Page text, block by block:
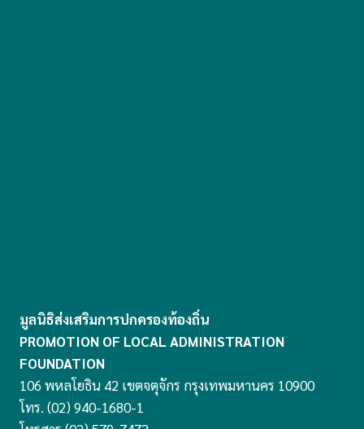
มูลนิธิส่งเสริมการปกครองท้องถิ่น
PROMOTION OF LOCAL ADMINISTRATION
FOUNDATION
106 พหลโยธิน 42 เขตจตุจักร กรุงเทพมหานคร 10900
โทร. (02) 940-1680-1